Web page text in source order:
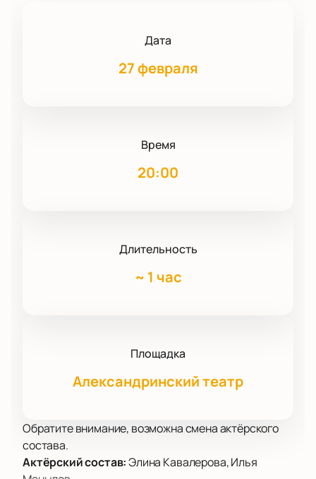
Дата
27 февраля
Время
20:00
Длительность
~ 1 час
Площадка
Александринский театр
Обратите внимание, возможна смена актёрского
состава.
Актёрский состав:Элина Кавалерова, Илья